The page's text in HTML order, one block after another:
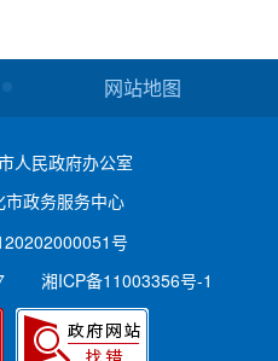
网站地图
人民政府办公室
市政务服务中心
号
湘ICP备11003356号-1